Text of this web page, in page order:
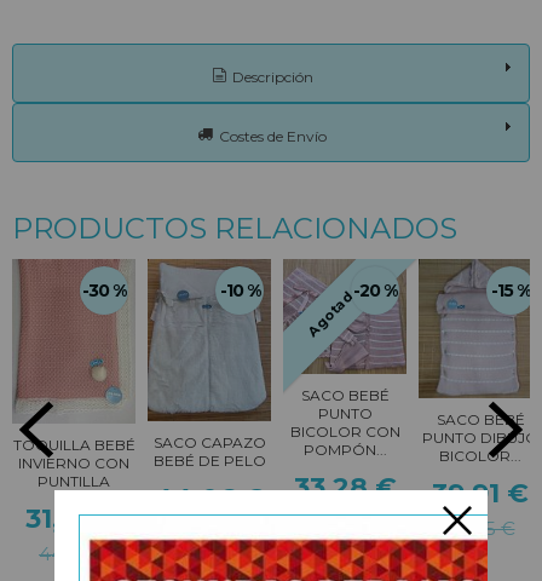
Descripción
Costes de Envío
PRODUCTOS RELACIONADOS
-30 %
TOQUILLA BEBÉ
INVIERNO CON
PUNTILLA
31,47 €
44,95 €
-10 %
SACO CAPAZO
BEBÉ DE PELO
44,06 €
48,95 €
Agotado-20 %
SACO BEBÉ
PUNTO
BICOLOR CON
POMPÓN...
33,28 €
41,60 €
-15 %
SACO BEBÉ
PUNTO DIBUJO
BICOLOR...
39,91 €
46,95 €